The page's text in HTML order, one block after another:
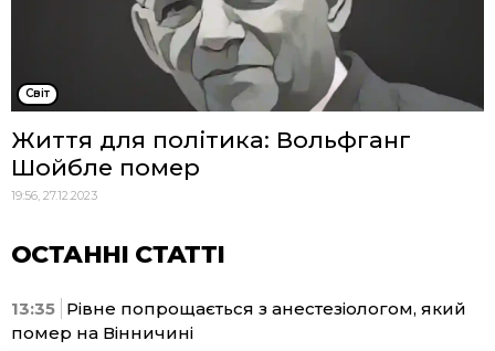
Cвіт
Життя для політика: Вольфганг
Шойбле помер
19:56, 27.12.2023
ОСТАННІ СТАТТІ
13:35 Рівне попрощається з анестезіологом, який
помер на Вінничині